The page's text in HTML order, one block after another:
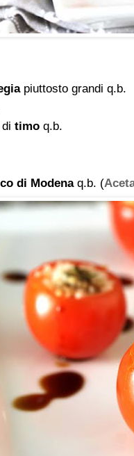
piuttosto grandi q.b.
ditimo q.b.
di Modenaq.b. (